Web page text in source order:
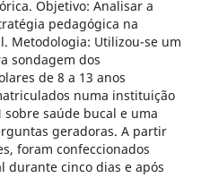
Objetivo: Analisar a
pedagógica na
Metodologia: Utilizou-se um
sondagem dos
de 8 a 13 anos
numa instituição
saúde bucal e uma
geradoras. A partir
foram confeccionados
durante cinco dias e após